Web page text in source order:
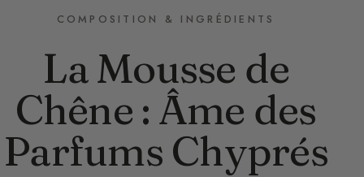
COMPOSITION & INGRÉDIENTS
La Mousse de
Chêne : Âme des
Parfums Chyprés